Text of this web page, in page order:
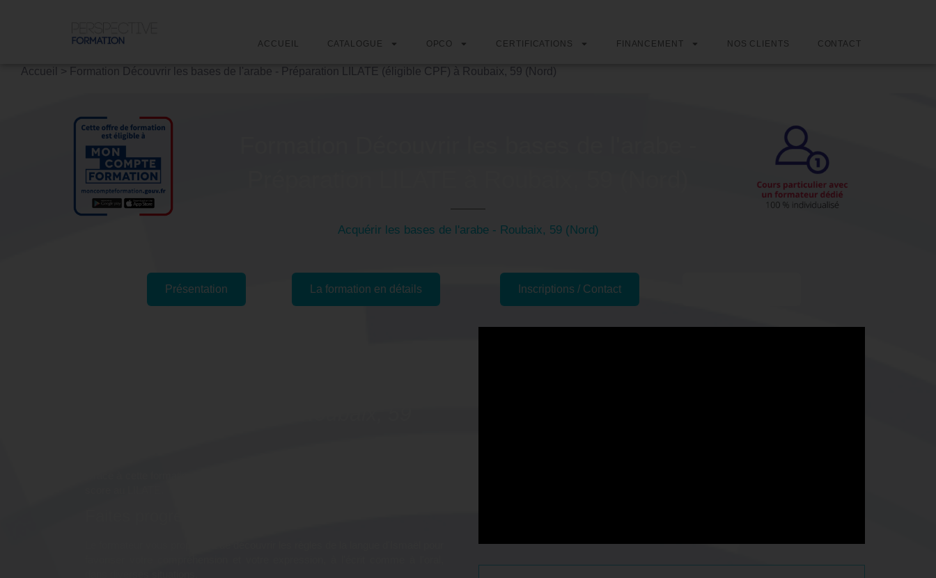
ACCUEIL CATALOGUE OPCO CERTIFICATIONS FINANCEMENT NOS CLIENTS CONTACT
Accueil > Formation Découvrir les bases de l'arabe - Préparation LILATE (éligible CPF) à Roubaix, 59 (Nord)
Acquérir les bases de l'arabe - Roubaix, 59 (Nord)
Présentation La formation en détails Inscriptions / Contact